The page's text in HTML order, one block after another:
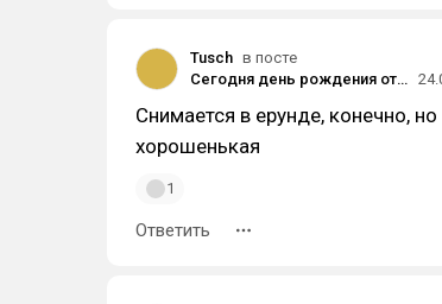
Tusch в посте
Сегодня день рождения отмечает российская актриса Александра Бортич - ей исполнился 31 год. Поздравляем!
Снимается в ерунде, конечно,
хорошенькая
1
Ответить